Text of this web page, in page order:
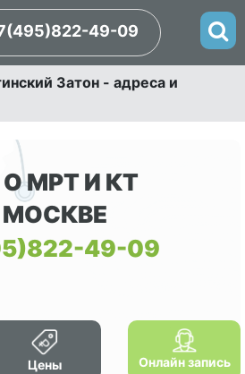
49-09
Затон - адреса и
О МРТ И КТ
МОСКВЕ
49-09
Цены Онлайн запись